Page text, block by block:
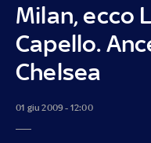
Milan, ecco
Capello.
Chelsea
01 giu 2009 - 12:00